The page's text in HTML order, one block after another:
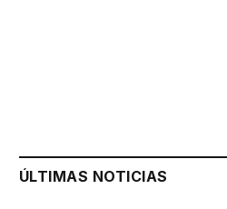
ÚLTIMAS NOTICIAS